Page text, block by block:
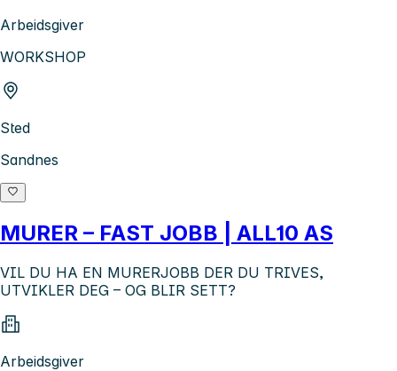
Arbeidsgiver
WORKSHOP
Sted
Sandnes
MURER – FAST JOBB | ALL10 AS
VIL DU HA EN MURERJOBB DER DU TRIVES,
UTVIKLER DEG – OG BLIR SETT?
Arbeidsgiver